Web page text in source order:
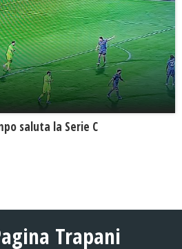
saluta la Serie C
Trapani